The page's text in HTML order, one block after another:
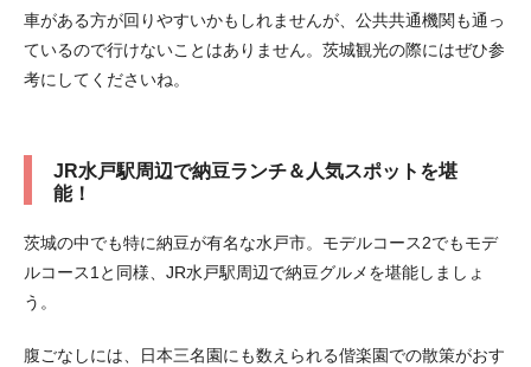
車がある方が回りやすいかもしれませんが、公共共通機関も通っ
ているので行けないことはありません。茨城観光の際にはぜひ参
考にしてくださいね。
JR水戸駅周辺で納豆ランチ＆人気スポットを堪
能！
茨城の中でも特に納豆が有名な水戸市。モデルコース2でもモデ
ルコース1と同様、JR水戸駅周辺で納豆グルメを堪能しましょ
う。
腹ごなしには、日本三名園にも数えられる偕楽園での散策がおす